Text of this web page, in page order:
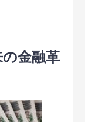
金融革